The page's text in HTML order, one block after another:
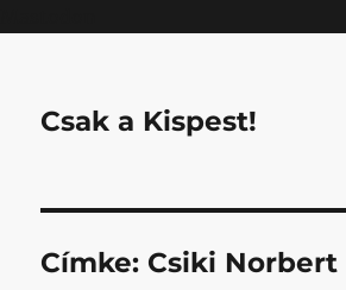
Csak a Kispest!
Címke: Csiki Norbert